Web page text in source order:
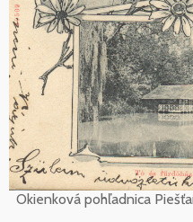
Okienková pohľadnica